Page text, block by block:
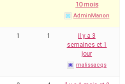
10 mois
AdminManon
1 1
il y a 3
semaines et 1
jour
malissacqs